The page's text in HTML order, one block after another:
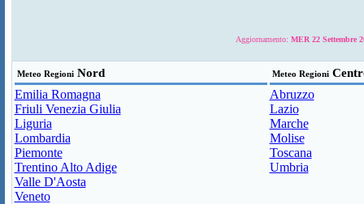
Aggiornamento: MER 22 Settembre
Meteo RegioniNord Meteo Regioni
Emilia Romagna
Friuli Venezia Giulia
Liguria
Lombardia
Piemonte
Trentino Alto Adige
Valle D'Aosta
Veneto
Abruzzo
Lazio
Marche
Molise
Toscana
Umbria